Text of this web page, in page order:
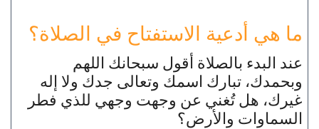
ما هي أدعية الاستفتاح في الصلاة؟
عند البدء بالصلاة أقول سبحانك اللهم
وبحمدك، تبارك اسمك وتعالى جدك ولا إله
غيرك، هل تُغني عن وجهت وجهي للذي فطر
السماوات والأرض؟